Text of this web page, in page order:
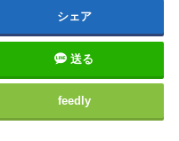
シェア
送る
feedly